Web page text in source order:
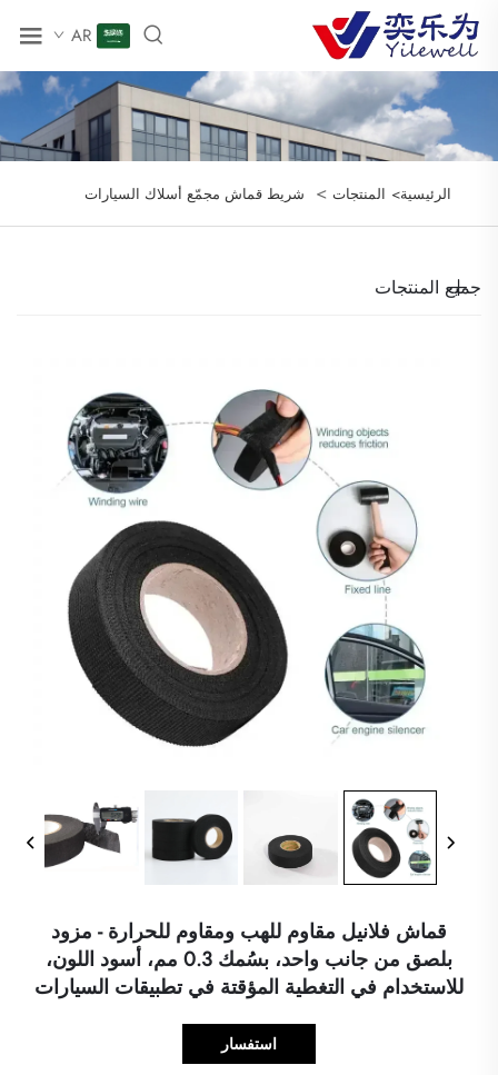
AR
الرئيسية> المنتجات> شريط قماش مجمّع أسلاك السيارات
جميع المنتجات
قماش فلانيل مقاوم للهب ومقاوم للحرارة - مزود
بلصق من جانب واحد، بسُمك 0.3 مم، أسود اللون،
للاستخدام في التغطية المؤقتة في تطبيقات السيارات
استفسار